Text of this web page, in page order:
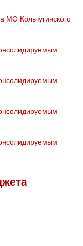
МО Кольчугинского